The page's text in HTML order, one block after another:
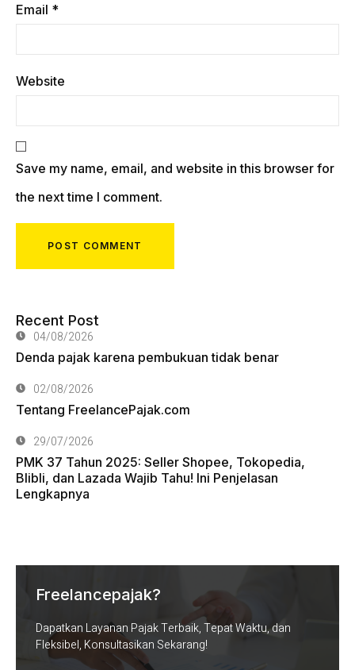
Email *
Website
Save my name, email, and website in this browser for
the next time I comment.
Recent Post
04/08/2026
Denda pajak karena pembukuan tidak benar
02/08/2026
Tentang FreelancePajak.com
29/07/2026
PMK 37 Tahun 2025: Seller Shopee, Tokopedia,
Blibli, dan Lazada Wajib Tahu! Ini Penjelasan
Lengkapnya
Freelancepajak?
Dapatkan Layanan Pajak Terbaik, Tepat Waktu, dan
Fleksibel, Konsultasikan Sekarang!